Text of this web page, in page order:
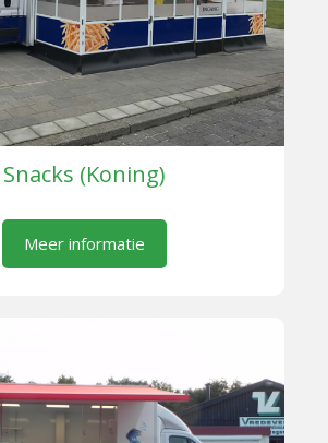
Snacks (Koning)
Meer informatie